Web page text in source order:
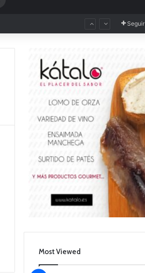
Seguir
Most Viewed